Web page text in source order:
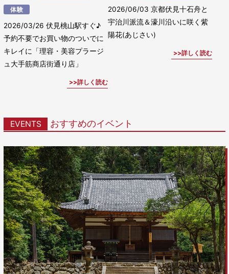
体験
2026/03/26伏見桃山駅すぐ♪
予約不要でお買い物のついでに
キレイに「理容・美容プラージ
ュ大手筋商店街通り店」
詳しく読む
2026/06/03 京都伏見十石舟と
宇治川派流＆濠川沿いに咲く紫
陽花(あじさい)
詳しく読む
EVENTS おすすめのイベント